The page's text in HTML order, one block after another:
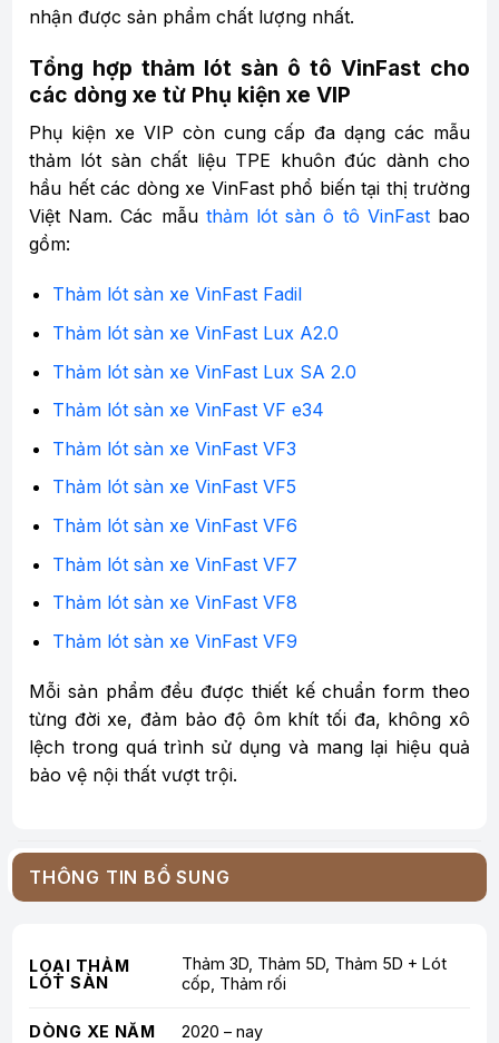
nhận được sản phẩm chất lượng nhất.
Tổng hợp thảm lót sàn ô tô VinFast cho
các dòng xe từ Phụ kiện xe VIP
Phụ kiện xe VIP còn cung cấp đa dạng các mẫu
thảm lót sàn chất liệu TPE khuôn đúc dành cho
hầu hết các dòng xe VinFast phổ biến tại thị trường
Việt Nam. Các mẫu thảm lót sàn ô tô VinFastbao
gồm:
Thảm lót sàn xe VinFast Fadil
Thảm lót sàn xe VinFast Lux A2.0
Thảm lót sàn xe VinFast Lux SA 2.0
Thảm lót sàn xe VinFast VF e34
Thảm lót sàn xe VinFast VF3
Thảm lót sàn xe VinFast VF5
Thảm lót sàn xe VinFast VF6
Thảm lót sàn xe VinFast VF7
Thảm lót sàn xe VinFast VF8
Thảm lót sàn xe VinFast VF9
Mỗi sản phẩm đều được thiết kế chuẩn form theo
từng đời xe, đảm bảo độ ôm khít tối đa, không xô
lệch trong quá trình sử dụng và mang lại hiệu quả
bảo vệ nội thất vượt trội.
THÔNG TIN BỔ SUNG
LOẠI THẢM
LÓT SÀN
Thảm 3D, Thảm 5D, Thảm 5D + Lót
cốp, Thảm rối
DÒNG XE NĂM 2020 – nay